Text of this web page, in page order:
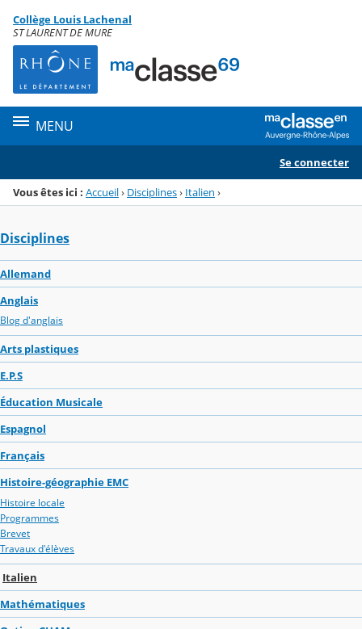
Menu de la rubrique
Contenu
Collège Louis Lachenal
ST LAURENT DE MURE
MENU
Se connecter
Vous êtes ici : Accueil› Disciplines› Italien ›
Disciplines
Allemand
Anglais
Blog d'anglais
Arts plastiques
E.P.S
Éducation Musicale
Espagnol
Français
Histoire-géographie EMC
Histoire locale
Programmes
Brevet
Travaux d'élèves
Italien
Mathématiques